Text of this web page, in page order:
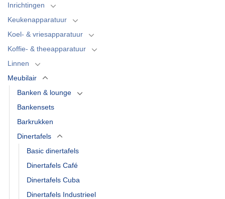
Inrichtingen
Keukenapparatuur
Koel- & vriesapparatuur
Koffie- & theeapparatuur
Linnen
Meubilair
Banken & lounge
Bankensets
Barkrukken
Dinertafels
Basic dinertafels
Dinertafels Café
Dinertafels Cuba
Dinertafels Industrieel